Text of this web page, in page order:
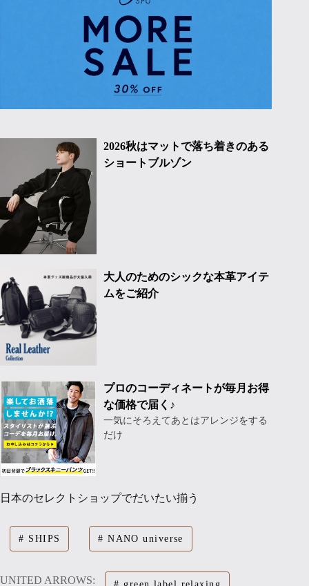
2026秋はマットで落ち着きのある
ショートブルゾン
大人のためのシックな本革アイテ
ムをご紹介
プロのコーディネートが毎月お得
な価格で届く♪
一気にそろえてあとはアレンジをする
だけ
日本のセレクトショップでだいたい揃う
SHIPS NANO universe
UNITED ARROWS: